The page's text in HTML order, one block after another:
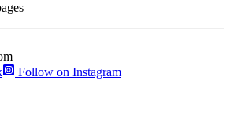
Follow on Instagram